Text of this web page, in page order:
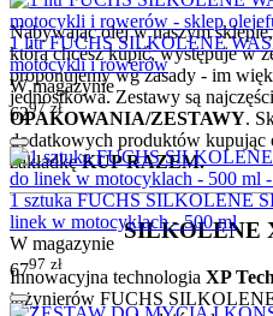
Nabywając olej w naszym
którą chcesz kupić, występuje w
proponujemy wg zasady - im
jednostkowa. Zestawy są
OPAKOWANIA/ZESTAWY.
dodatkowych produktów
zakładkęKUP RAZEM.
SILKOLENE
Innowacyjna technologia XP
inżynierów FUCHS
1 litr FUCHS SILKOLENE
motocykli i rowerów
W magazynie
6297 zł
1 sztuka FUCHS SILKOLENE
linek w motocyklach - 500 ml
W magazynie
6797 zł